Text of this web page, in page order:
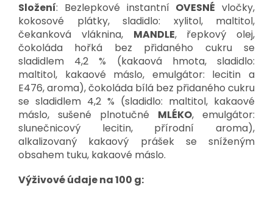
Složení: Bezlepkové instantní OVESNÉ vločky,
kokosové plátky, sladidlo: xylitol, maltitol,
čekanková vláknina, MANDLE, řepkový olej,
čokoláda hořká bez přidaného cukru se
sladidlem 4,2 % (kakaová hmota, sladidlo:
maltitol, kakaové máslo, emulgátor: lecitin a
E476, aroma), čokoláda bílá bez přidaného cukru
se sladidlem 4,2 % (sladidlo: maltitol, kakaové
máslo, sušené plnotučné MLÉKO, emulgátor:
slunečnicový lecitin, přírodní aroma),
alkalizovaný kakaový prášek se sníženým
obsahem tuku, kakaové máslo.
Výživové údaje na 100 g: